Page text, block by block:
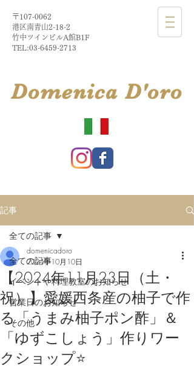
〒107-0062
港区南青山2-18-2​
​竹中ツインビルA館B1F
TEL:03-6459-2713
​DomenicaD'oro
記事
全ての記事
イベントや料理教室のお知らせ
営業日のお知らせ
その他
全ての記事
【2024年11月23日（土・
祝）】愛媛西条産の柚子で作
る「うまみ柚子ポン酢」＆
「ゆずこしょう」作りワー
クショップ⭐️
domenicadoro
2024年10月10日